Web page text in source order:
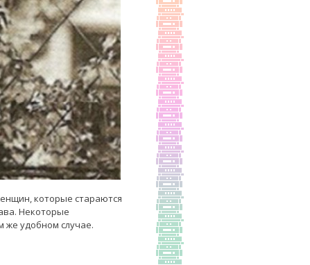
которые стараются
Некоторые
же удобном случае.